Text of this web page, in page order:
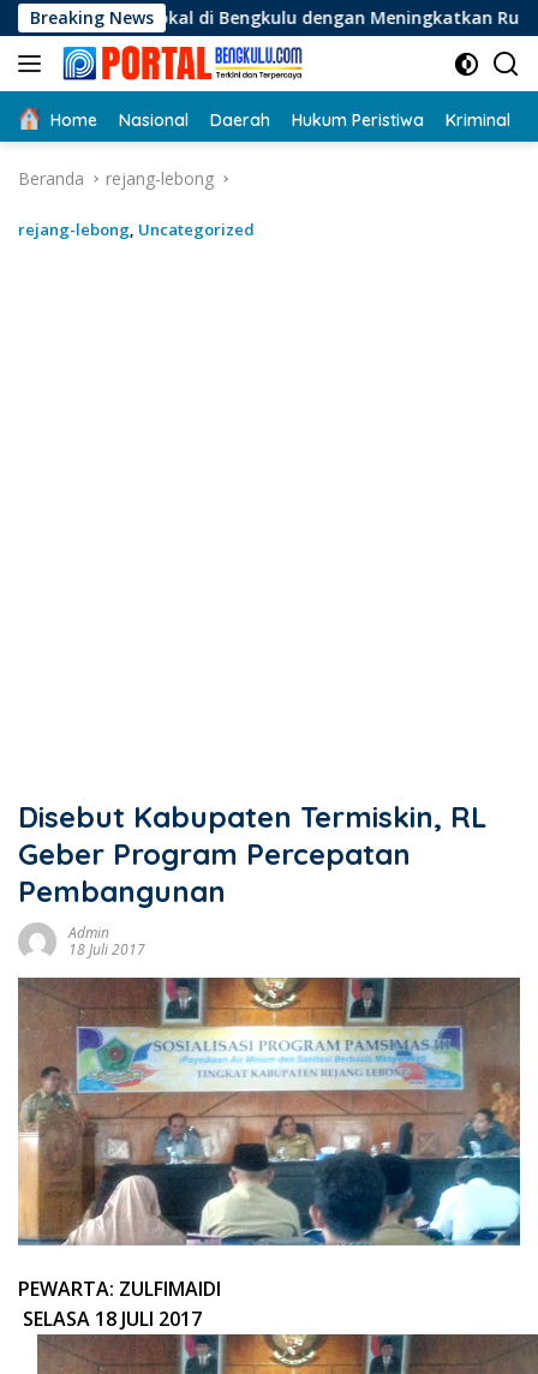
Langsung
ke
konten
Breaking News
Lokal di Bengkulu dengan Meningkatkan Ruang Publik dan
Home Nasional Daerah Hukum Peristiwa Kriminal
Beranda rejang-lebong
rejang-lebong, Uncategorized
Disebut Kabupaten Termiskin, RL
Geber Program Percepatan
Pembangunan
Admin
18 Juli 2017
PEWARTA: ZULFIMAIDI
SELASA 18 JULI 2017